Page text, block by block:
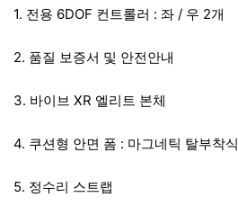
1. 전용 6DOF 컨트롤러 : 좌 / 우 2개
2. 품질 보증서 및 안전안내
3. 바이브 XR 엘리트 본체
4. 쿠션형 안면 폼 : 마그네틱 탈부착식
5. 정수리 스트랩